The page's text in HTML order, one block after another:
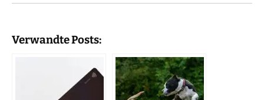
Verwandte Posts: